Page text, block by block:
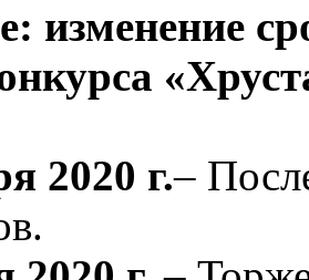
изменение
2020 г.–